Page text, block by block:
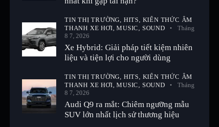
TIN THỊ TRƯỜNG, HITS, KIẾN THỨC ÂM
THANH XE HƠI,MUSIC, SOUND
Tháng
8 7, 2026
Xe Hybrid: Giải pháp tiết kiệm nhiên
liệu và tiện lợi cho người dùng
TIN THỊ TRƯỜNG, HITS, KIẾN THỨC ÂM
THANH XE HƠI,MUSIC, SOUND
Tháng
8 7, 2026
Audi Q9 ra mắt: Chiêm ngưỡng mẫu
SUV lớn nhất lịch sử thương hiệu